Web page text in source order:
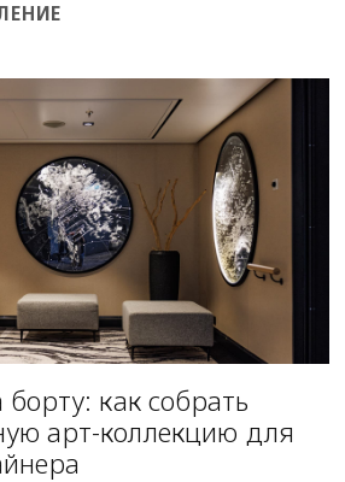
борту: как собрать
арт-коллекцию для